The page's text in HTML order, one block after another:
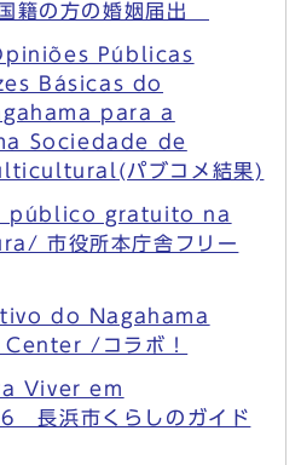
籍の方の婚姻届出
Públicas
Básicas do
para a
Sociedade de
パブコメ結果)
público gratuito na
市役所本庁舎フリー
do Nagahama
/コラボ！
Viver em
浜市くらしのガイド